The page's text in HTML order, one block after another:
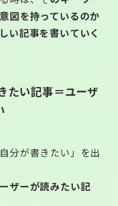
図を持っているのか
い記事を書いていく
たい記事＝ユーザ
分が書きたい」を出
ザーが読みたい記